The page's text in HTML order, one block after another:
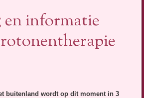
informatie
buitenland wordt op dit moment in 3